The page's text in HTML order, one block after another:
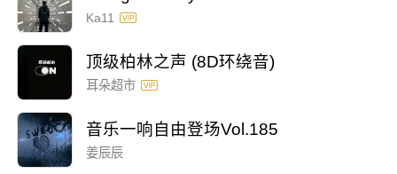
Ka11
顶级柏林之声 (8D环绕音)
耳朵超市
音乐一响自由登场Vol.185
姜辰辰